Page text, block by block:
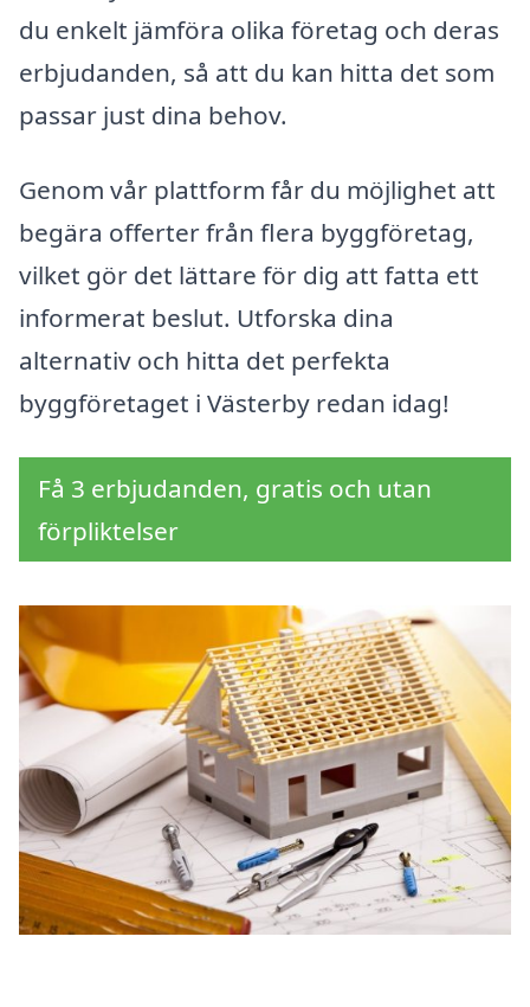
du enkelt jämföra olika företag och deras
erbjudanden, så att du kan hitta det som
passar just dina behov.
Genom vår plattform får du möjlighet att
begära offerter från flera byggföretag,
vilket gör det lättare för dig att fatta ett
informerat beslut. Utforska dina
alternativ och hitta det perfekta
byggföretaget i Västerby redan idag!
Få 3 erbjudanden, gratis och utan
förpliktelser